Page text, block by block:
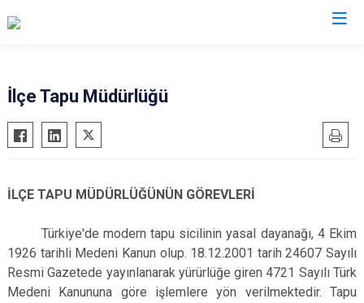
Akçadağ
Arapgir
Battalgazi
Darende
Doğanşehir
Doğanyol
Pütürge
Yazıhan
Yeşilyurt
İlçe Tapu Müdürlüğü
İLÇE TAPU MÜDÜRLÜĞÜNÜN GÖREVLERİ
Türkiye'de modern tapu sicilinin yasal dayanağı, 4 Ekim
1926 tarihli Medeni Kanun olup. 18.12.2001 tarih 24607 Sayılı
Resmi Gazetede yayınlanarak yürürlüğe giren 4721 Sayılı Türk
Medeni Kanununa göre işlemlere yön verilmektedir. Tapu